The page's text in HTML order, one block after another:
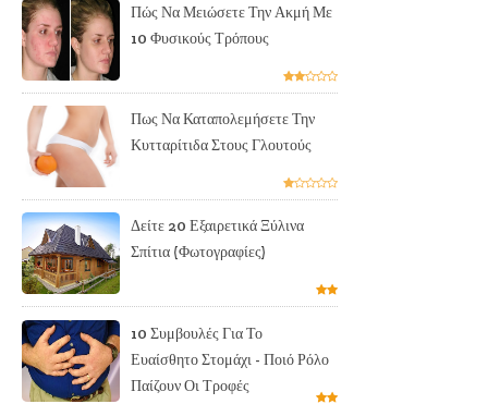
Πώς Να Μειώσετε Την Ακμή Με
10 Φυσικούς Τρόπους
Πως Να Καταπολεμήσετε Την
Κυτταρίτιδα Στους Γλουτούς
Δείτε 20 Εξαιρετικά Ξύλινα
Σπίτια (Φωτογραφίες)
10 Συμβουλές Για Το
Ευαίσθητο Στομάχι - Ποιό Ρόλο
Παίζουν Οι Τροφές